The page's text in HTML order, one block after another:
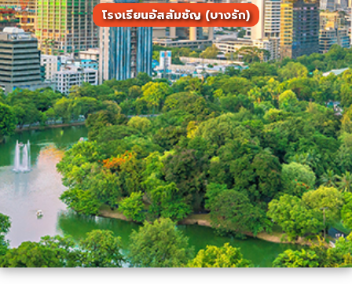
โรงเรียนอัสสัมชัญ (บางรัก)